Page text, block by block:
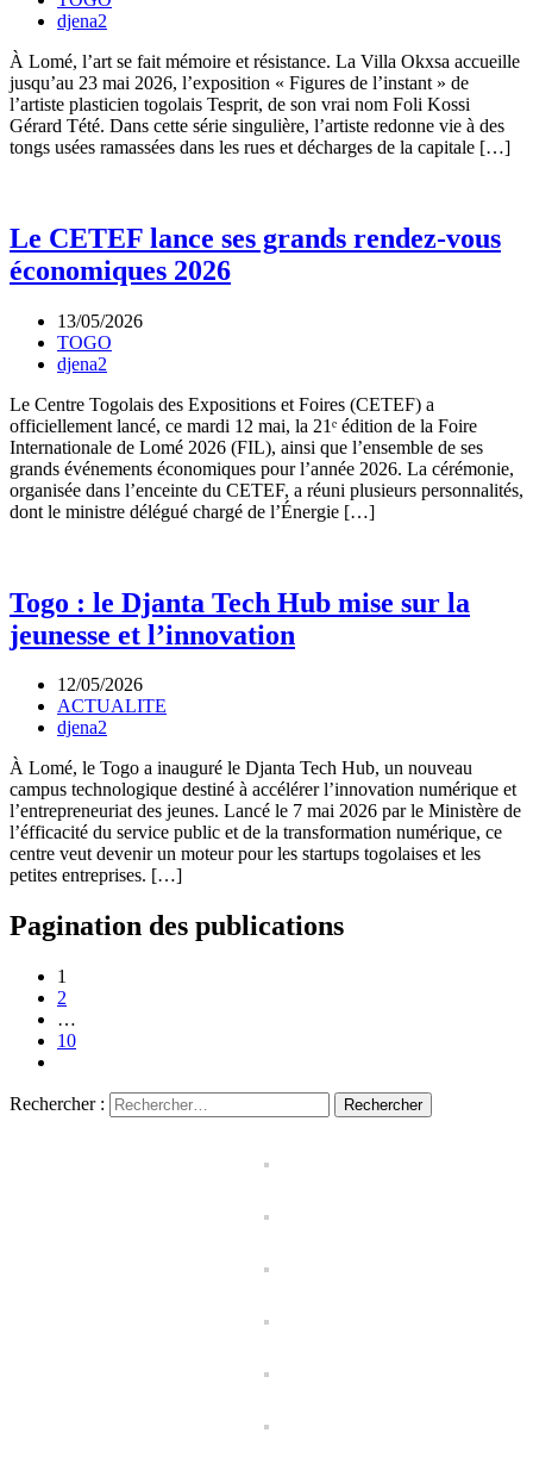
djena2
À Lomé, l’art se fait mémoire et résistance. La Villa Okxsa accueille
jusqu’au 23 mai 2026, l’exposition « Figures de l’instant » de
l’artiste plasticien togolais Tesprit, de son vrai nom Foli Kossi
Gérard Tété. Dans cette série singulière, l’artiste redonne vie à des
tongs usées ramassées dans les rues et décharges de la capitale […]
Le CETEF lance ses grands rendez-vous
économiques 2026
13/05/2026
TOGO
djena2
Le Centre Togolais des Expositions et Foires (CETEF) a
officiellement lancé, ce mardi 12 mai, la 21ᵉ édition de la Foire
Internationale de Lomé 2026 (FIL), ainsi que l’ensemble de ses
grands événements économiques pour l’année 2026. La cérémonie,
organisée dans l’enceinte du CETEF, a réuni plusieurs personnalités,
dont le ministre délégué chargé de l’Énergie […]
Togo : le Djanta Tech Hub mise sur la
jeunesse et l’innovation
12/05/2026
ACTUALITE
djena2
À Lomé, le Togo a inauguré le Djanta Tech Hub, un nouveau
campus technologique destiné à accélérer l’innovation numérique et
l’entrepreneuriat des jeunes. Lancé le 7 mai 2026 par le Ministère de
l’éfficacité du service public et de la transformation numérique, ce
centre veut devenir un moteur pour les startups togolaises et les
petites entreprises. […]
Pagination des publications
1
2
…
10
Rechercher :